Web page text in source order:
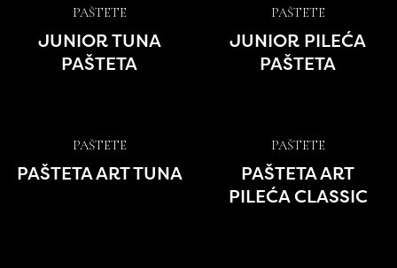
PAŠTETE
JUNIOR TUNA
PAŠTETA
PAŠTETE
JUNIOR PILEĆA
PAŠTETA
PAŠTETE
PAŠTETA ART TUNA
PAŠTETE
PAŠTETA ART
PILEĆA CLASSIC